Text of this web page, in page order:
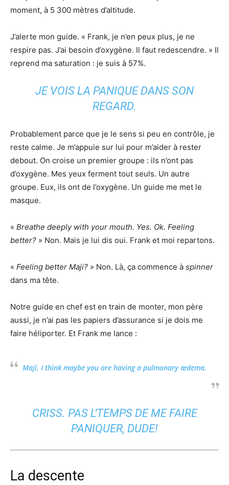
moment, à 5 300 mètres d’altitude.
J’alerte mon guide. « Frank, je n’en peux plus, je ne
respire pas. J’ai besoin d’oxygène. Il faut redescendre. » Il
reprend ma saturation : je suis à 57%.
JE VOIS LA PANIQUE DANS SON
REGARD.
Probablement parce que je le sens si peu en contrôle, je
reste calme. Je m’appuie sur lui pour m’aider à rester
debout. On croise un premier groupe : ils n’ont pas
d’oxygène. Mes yeux ferment tout seuls. Un autre
groupe. Eux, ils ont de l’oxygène. Un guide me met le
masque.
« Breathe deeply with your mouth. Yes. Ok. Feeling
better? » Non. Mais je lui dis oui. Frank et moi repartons.
« Feeling better Maji? » Non. Là, ça commence à spinner
dans ma tête.
Notre guide en chef est en train de monter, mon père
aussi, je n’ai pas les papiers d’assurance si je dois me
faire héliporter. Et Frank me lance :
Maji, I think maybe you are having a pulmonary œdema.
CRISS. PAS L’TEMPS DE ME FAIRE
PANIQUER, DUDE!
La descente